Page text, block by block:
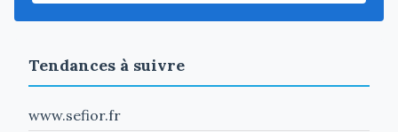
Tendances à suivre
www.sefior.fr